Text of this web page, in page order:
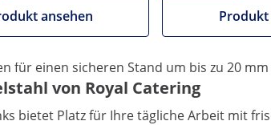
ansehen Produkt
Edelstahlmöbel bilden die Grundlage für
gehört in jede professionell
schnellen Zugang von beiden Seiten
für einen sicheren Stand um bis zu 20
von Royal Catering
bietet Platz für Ihre tägliche Arbeit mit